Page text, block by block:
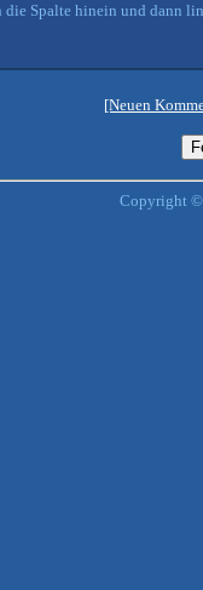
die Spalte hinein und dann
[Neuen
Copyright ©